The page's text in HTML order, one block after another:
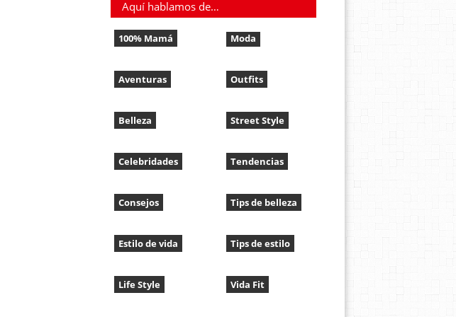
Aquí hablamos de…
100% Mamá
Aventuras
Belleza
Celebridades
Consejos
Estilo de vida
Life Style
Moda
Outfits
Street Style
Tendencias
Tips de belleza
Tips de estilo
Vida Fit